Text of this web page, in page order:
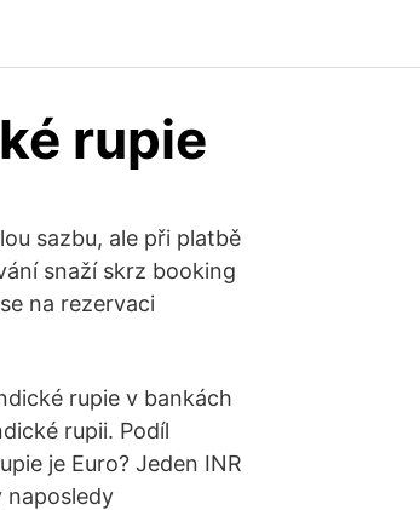
rupie
sazbu, ale při platbě
snaží skrz booking
na rezervaci
rupie v bankách
rupii. Podíl
je Euro? Jeden INR
naposledy